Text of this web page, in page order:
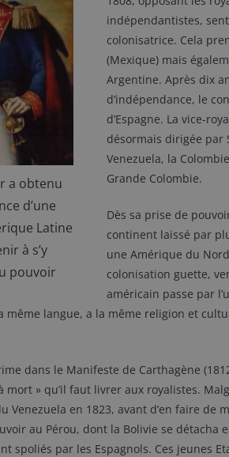
a obtenu
d’une
Latine
à s’y
pouvoir
indépendantistes,
colonisatrice. Cela
(Mexique) mais
Argentine. Après dix
d’indépendance, le
d’Espagne. La vice-
désormais dirigée par
Venezuela, la
Grande Colombie.
Dès sa prise de
continent laissé par
une Amérique du
colonisation guette,
américain passe par
même langue, a la même religion et
dans le Manifeste de Carthagène
à mort » qu’il faut livrer aux royalistes.
Venezuela en 1823, avant d’en faire de
au Pérou, dont la Bolivie se détacha
spoliés par les Espagnols. Ces jeunes